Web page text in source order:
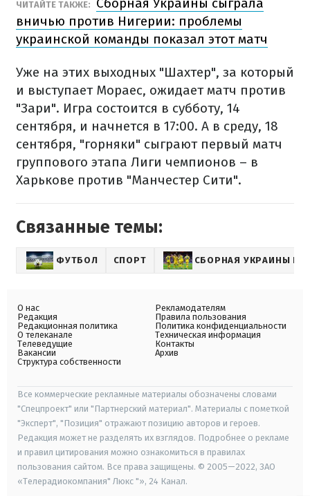
ЧИТАЙТЕ ТАКЖЕ:
вничью против Нигерии: проблемы
украинской команды показал этот матч
Уже на этих выходных "Шахтер", за который
и выступает Мораес, ожидает матч против
"Зари". Игра состоится в субботу, 14
сентября, и начнется в 17:00. А в среду, 18
сентября, "горняки" сыграют первый матч
группового этапа Лиги чемпионов – в
Харькове против "Манчестер Сити".
Связанные темы:
ФУТБОЛ СПОРТ СБОРНАЯ УКРАИНЫ
О нас
Редакция
Редакционная политика
О телеканале
Телеведущие
Вакансии
Структура собственности
Рекламодателям
Правила пользования
Политика конфиденциальности
Техническая информация
Контакты
Архив
Все коммерческие рекламные материалы обозначены словами
"Спецпроект" или "Партнерский материал". Материалы с пометкой
"Эксперт", "Позиция" отражают позицию авторов и героев.
Редакция может не разделять их взглядов. Подробнее о рекламе
и правил цитирования можно ознакомиться в правилах
пользования сайтом. Все права защищены. © 2005—2022, ЗАО
«Телерадиокомпания" Люкс "», 24 Канал.